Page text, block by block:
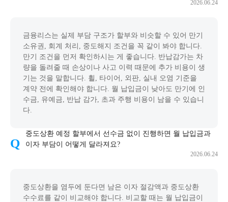
2026.06.24
금융리스는 실제 부담 구조가 할부와 비슷할 수 있어 만기
소유권, 회계 처리, 중도해지 조건을 꼭 같이 봐야 합니다.
만기 조건을 먼저 확인하시는 게 좋습니다. 반납감가는 차
량을 돌려줄 때 손상이나 사고 이력 때문에 추가 비용이 생
기는 것을 말합니다. 휠, 타이어, 외판, 실내 오염 기준을
계약 전에 확인해야 합니다. 월 납입금이 낮아도 만기에 인
수금, 유예금, 반납 감가, 초과 주행 비용이 남을 수 있습니
다.
중도상환 예정 할부에서 선수금 없이 진행하면 월 납입금과
이자 부담이 어떻게 달라져요?
2026.06.24
중도상환을 염두에 둔다면 남은 이자 절감액과 중도상환
수수료를 같이 비교해야 합니다. 비교할 때는 월 납입금이